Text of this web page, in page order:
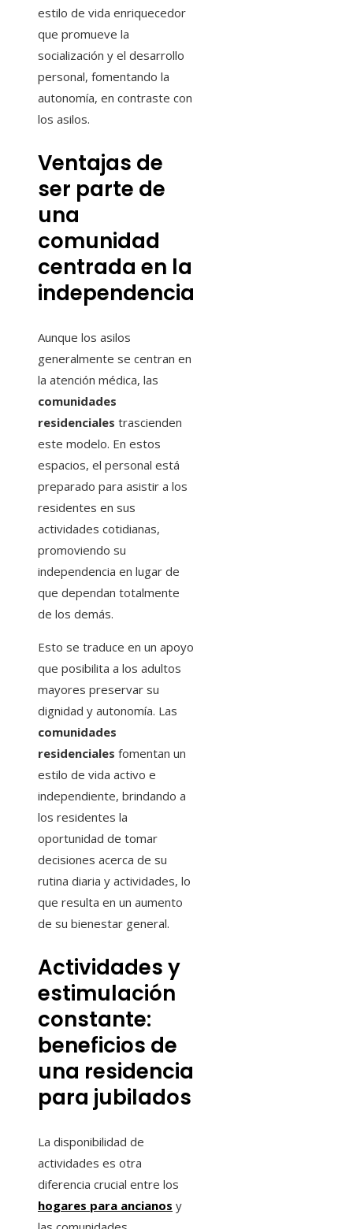
estilo de vida enriquecedor
que promueve la
socialización y el desarrollo
personal, fomentando la
autonomía, en contraste con
los asilos.
Ventajas de
ser parte de
una
comunidad
centrada en la
independencia
Aunque los asilos
generalmente se centran en
la atención médica, las
comunidades
residenciales trascienden
este modelo. En estos
espacios, el personal está
preparado para asistir a los
residentes en sus
actividades cotidianas,
promoviendo su
independencia en lugar de
que dependan totalmente
de los demás.
Esto se traduce en un apoyo
que posibilita a los adultos
mayores preservar su
dignidad y autonomía. Las
comunidades
residenciales fomentan un
estilo de vida activo e
independiente, brindando a
los residentes la
oportunidad de tomar
decisiones acerca de su
rutina diaria y actividades, lo
que resulta en un aumento
de su bienestar general.
Actividades y
estimulación
constante:
beneficios de
una residencia
para jubilados
La disponibilidad de
actividades es otra
diferencia crucial entre los
hogares para ancianos y